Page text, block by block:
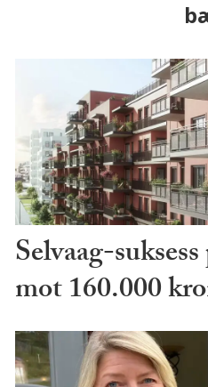
Selvaag-
mot 160.000